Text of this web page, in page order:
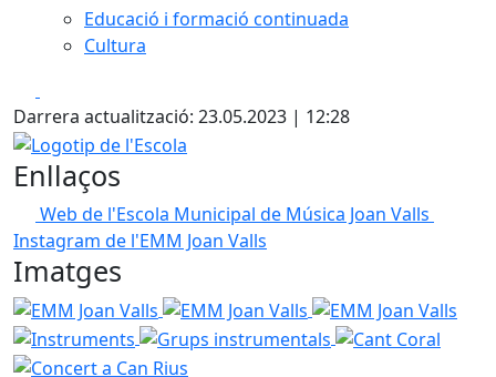
Educació i formació continuada
Cultura
Darrera actualització: 23.05.2023 | 12:28
Logotip de l'Escola
Enllaços
Web de l'Escola Municipal de Música Joan Valls
Instagram de l'EMM Joan Valls
Imatges
EMM Joan Valls EMM Joan Valls EMM Joan Valls
Grups instrumentals
Cant Coral